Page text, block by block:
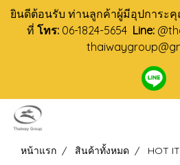
ยินดีต้อนรับ ท่านลูกค้าผู้มีอุปการะ
ที่ โทร: 06-1824-5654 Line:
หน้าแรก สินค้าทั้งหมด HOT